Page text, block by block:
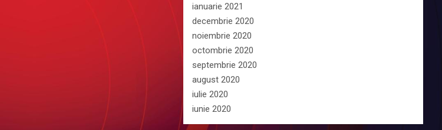
ianuarie 2021
decembrie 2020
noiembrie 2020
octombrie 2020
septembrie 2020
august 2020
iulie 2020
iunie 2020